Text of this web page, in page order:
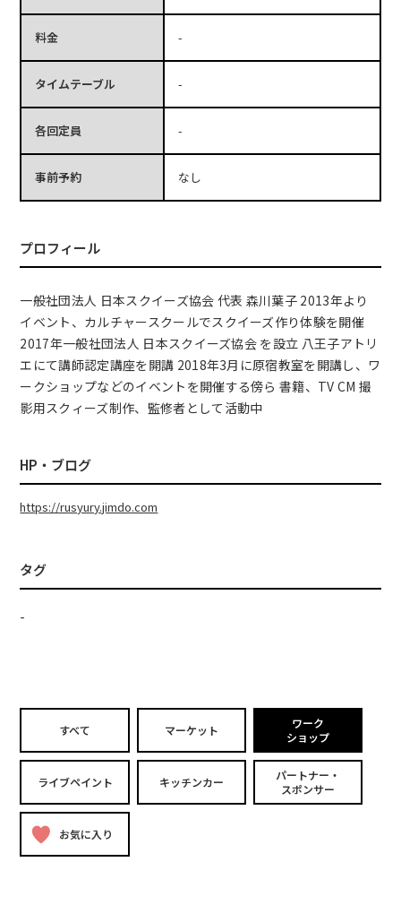
料金 -
タイムテーブル -
各回定員 -
事前予約 なし
プロフィール
一般社団法人 日本スクイーズ協会 代表 森川葉子 2013年より
イベント、カルチャースクールでスクイーズ作り体験を開催
2017年一般社団法人 日本スクイーズ協会 を設立 八王子アトリ
エにて講師認定講座を開講 2018年3月に原宿教室を開講し、ワ
ークショップなどのイベントを開催する傍ら 書籍、TV CM 撮
影用スクィーズ制作、監修者として活動中
HP・ブログ
https://rusyury.jimdo.com
タグ
-
すべて マーケット
ワーク
ショップ
ライブペイント キッチンカー
パートナー・
スポンサー
お気に入り